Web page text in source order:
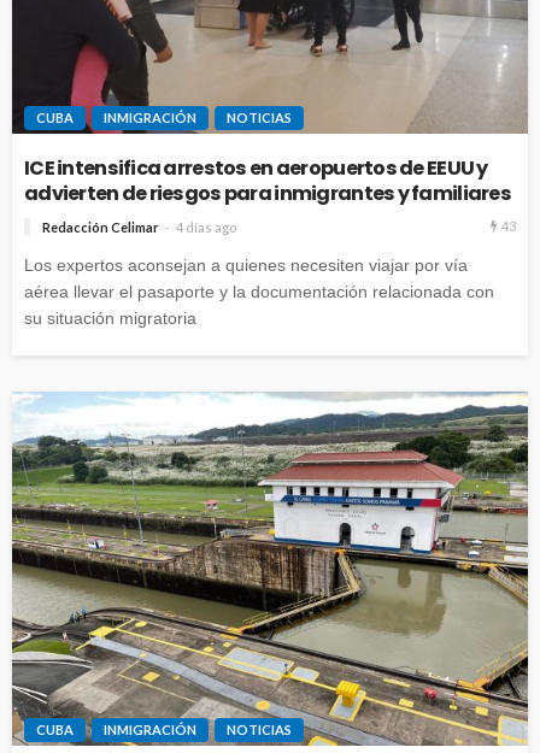
CUBA INMIGRACIÓN NOTICIAS
ICE intensifica arrestos en aeropuertos de EEUU y
advierten de riesgos para inmigrantes y familiares
Redacción Celimar 4 días ago 43
Los expertos aconsejan a quienes necesiten viajar por vía
aérea llevar el pasaporte y la documentación relacionada con
su situación migratoria
CUBA INMIGRACIÓN NOTICIAS